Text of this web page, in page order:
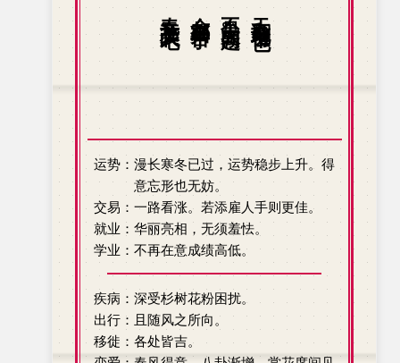
天翻地覆也
不是大问题。
全都归咎于
春意袭人吧。
运势：漫长寒冬已过，运势稳步上升。得
意忘形也无妨。
交易：一路看涨。若添雇人手则更佳。
就业：华丽亮相，无须羞怯。
学业：不再在意成绩高低。
疾病：深受杉树花粉困扰。
出行：且随风之所向。
移徙：各处皆吉。